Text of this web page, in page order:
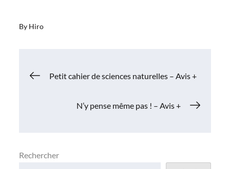
By Hiro
Navigation
Petit cahier de sciences naturelles – Avis +
N’y pense même pas ! – Avis +
Rechercher